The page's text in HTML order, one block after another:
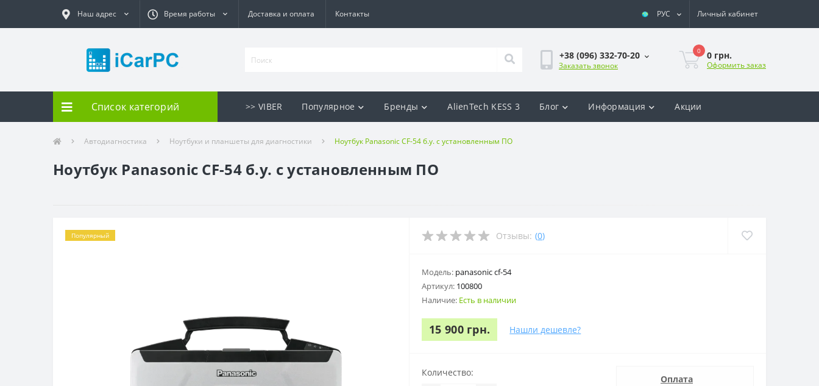
Наш адрес Время работы Доставка и оплата Контакты РУС Личный кабинет
+38 (096) 332-70-20
Заказать звонок
0 0 грн.
Оформить заказ
Список категорий >> VIBER Популярное Бренды AlienTech KESS 3 Блог Информация Акции
Автодиагностика Ноутбуки и планшеты для диагностики Ноутбук Panasonic CF-54 б.у. с установленным ПО
Ноутбук Panasonic CF-54 б.у. с установленным ПО
Популярный Отзывы: (0)
Модель: panasonic cf-54
Артикул: 100800
Наличие: Есть в наличии
15 900 грн. Нашли дешевле?
Количество:
Оплата